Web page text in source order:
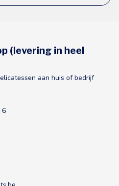
(levering in heel
aan huis of bedrijf
6